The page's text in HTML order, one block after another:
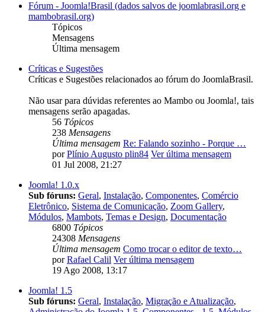
Fórum - Joomla!Brasil (dados salvos de joomlabrasil.org e
mambobrasil.org)
Tópicos
Mensagens
Última mensagem
Críticas e Sugestões
Críticas e Sugestões relacionados ao fórum do JoomlaBrasil.
Não usar para dúvidas referentes ao Mambo ou Joomla!, tais
mensagens serão apagadas.
56 Tópicos
238 Mensagens
Última mensagem Re: Falando sozinho - Porque …
porPlínio Augusto plin84 Ver última mensagem
01 Jul 2008, 21:27
Joomla! 1.0.x
Sub fóruns: Geral, Instalação, Componentes, Comércio
Eletrônico, Sistema de Comunicação, Zoom Gallery,
Módulos, Mambots, Temas e Design, Documentação
6800 Tópicos
24308 Mensagens
Última mensagem Como trocar o editor de texto…
porRafael Calil Ver última mensagem
19 Ago 2008, 13:17
Joomla! 1.5
Sub fóruns: Geral, Instalação, Migração e Atualização,